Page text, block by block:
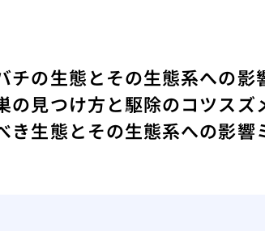
チの生態とその生態系への影
の見つけ方と駆除のコツスズ
き生態とその生態系への影響